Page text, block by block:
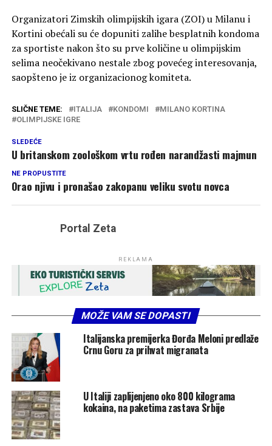
Organizatori Zimskih olimpijskih igara (ZOI) u Milanu i
Kortini obećali su će dopuniti zalihe besplatnih kondoma
za sportiste nakon što su prve količine u olimpijskim
selima neočekivano nestale zbog povećeg interesovanja,
saopšteno je iz organizacionog komiteta.
SLIČNE TEME: ITALIJA KONDOMI
MILANO KORTINA
OLIMPIJSKE IGRE
SLEDEĆE
U britanskom zoološkom vrtu rođen narandžasti majmun
NE PROPUSTITE
Orao njivu i pronašao zakopanu veliku svotu novca
Portal Zeta
REKLAMA
MOŽE VAM SE DOPASTI
Italijanska premijerka Đorđa Meloni predlaže
Crnu Goru za prihvat migranata
U Italiji zaplijenjeno oko 800 kilograma
kokaina, na paketima zastava Srbije